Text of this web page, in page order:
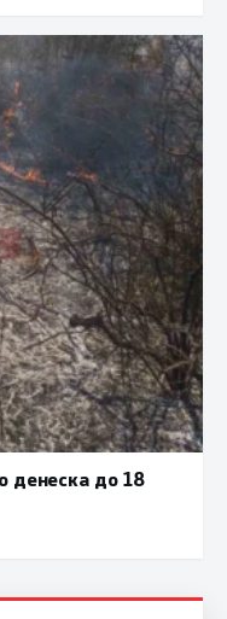
денеска до 18